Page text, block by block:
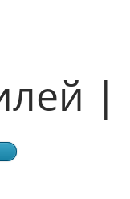
|